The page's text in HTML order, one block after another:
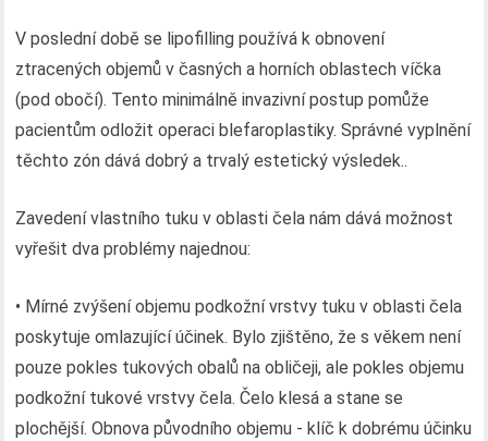
V poslední době se lipofilling používá k obnovení
ztracených objemů v časných a horních oblastech víčka
(pod obočí). Tento minimálně invazivní postup pomůže
pacientům odložit operaci blefaroplastiky. Správné vyplnění
těchto zón dává dobrý a trvalý estetický výsledek..
Zavedení vlastního tuku v oblasti čela nám dává možnost
vyřešit dva problémy najednou:
• Mírné zvýšení objemu podkožní vrstvy tuku v oblasti čela
poskytuje omlazující účinek. Bylo zjištěno, že s věkem není
pouze pokles tukových obalů na obličeji, ale pokles objemu
podkožní tukové vrstvy čela. Čelo klesá a stane se
plochější. Obnova původního objemu - klíč k dobrému účinku